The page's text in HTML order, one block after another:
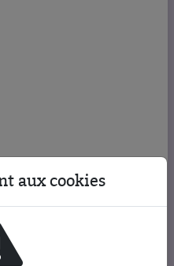
aux cookies